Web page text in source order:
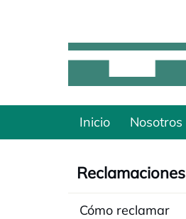
Inicio Nosotros
Reclamaciones
Cómo reclamar